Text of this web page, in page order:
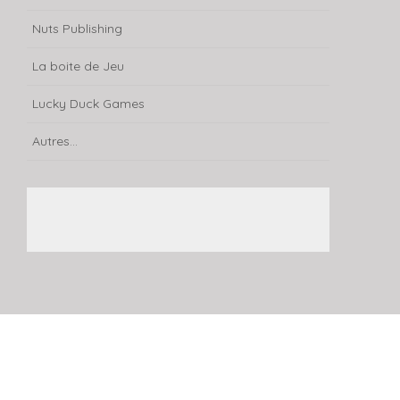
Nuts Publishing
La boite de Jeu
Lucky Duck Games
Autres...